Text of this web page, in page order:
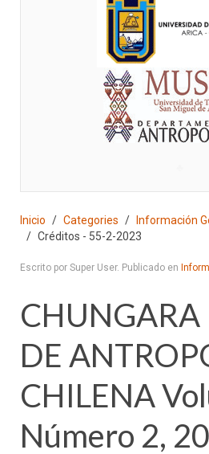
Inicio Categories
Información
Créditos - 55-2-2023
Escrito por Super User. Publicado en
CHUNGARA
DE
CHILENA
Número 2,